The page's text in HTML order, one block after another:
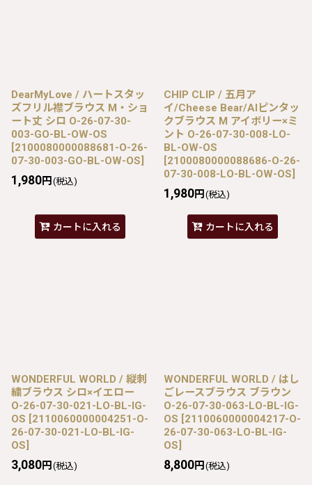
DearMyLove / ハートスタッ
ズフリル襟ブラウス M・ショ
ート丈 シロ O-26-07-30-
003-GO-BL-OW-OS
[2100080000088681-O-26-
07-30-003-GO-BL-OW-OS]
1,980円 (税込)
カートに入れる
CHIP CLIP / 五月ア
イ/Cheese Bear/AIピンタッ
クブラウス M アイボリー×ミ
ント O-26-07-30-008-LO-
BL-OW-OS
[2100080000088686-O-26-
07-30-008-LO-BL-OW-OS]
1,980円 (税込)
カートに入れる
WONDERFUL WORLD / 縦刺
繍ブラウス シロ×イエロー
O-26-07-30-021-LO-BL-IG-
OS [2110060000004251-O-
26-07-30-021-LO-BL-IG-
OS]
3,080円 (税込)
WONDERFUL WORLD / はし
ごレースブラウス ブラウン
O-26-07-30-063-LO-BL-IG-
OS [2110060000004217-O-
26-07-30-063-LO-BL-IG-
OS]
8,800円 (税込)